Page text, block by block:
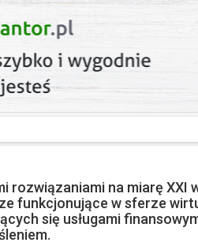
na miarę XXI
funkcjonujące w sferze
się usługami